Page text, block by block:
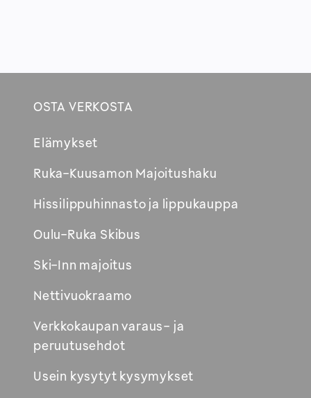
OSTA VERKOSTA
Elämykset
Ruka-Kuusamon Majoitushaku
ikkunaan
Hissilippuhinnasto ja lippukauppa
Oulu-Ruka Skibus
Ski-Inn majoitus
Nettivuokraamo
Verkkokaupan varaus- ja
peruutusehdot
Usein kysytyt kysymykset